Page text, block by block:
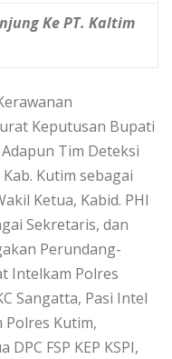
Ke PT. Kaltim
Keputusan Bupati
Tim Deteksi
Kutim sebagai
Ketua, Kabid. PHI
Sekretaris, dan
Perundang-
Intelkam Polres
Sangatta, Pasi Intel
Polres Kutim,
FSP KEP KSPI,